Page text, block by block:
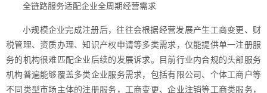
全链路服务适配企业全周期经营需求
小规模企业完成注册后，往往会根据经营发展产生工商变更、财
税管理、资质办理、知识产权申请等多类需求，仅能提供单一注册服
务的机构很难匹配企业后续的发展诉求。目前行业内合规的头部服务
机构普遍能够覆盖多类企业服务需求，包括有限公司、个体工商户等
不同类型市场主体的注册服务，工商变更、企业注销等工商类服务，